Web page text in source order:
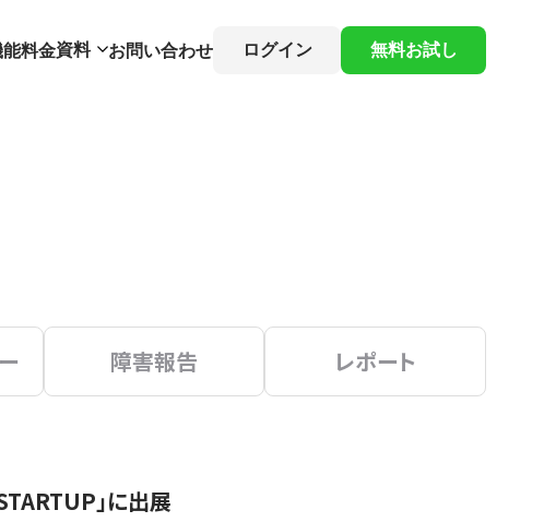
料金資料 お問い合わせ ログイン 無料お試し
障害報告 レポート
」に出展